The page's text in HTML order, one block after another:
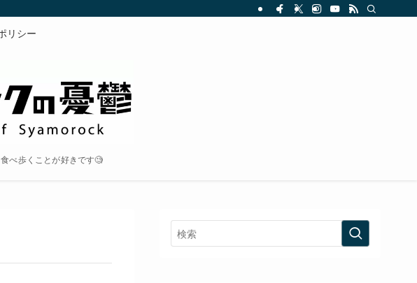
べ歩くことが好きです🧐
リシー